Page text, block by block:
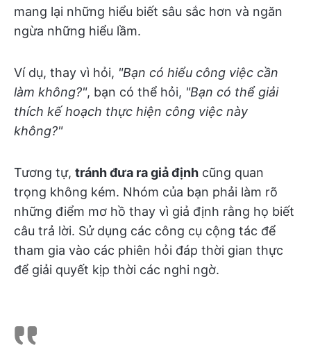
mang lại những hiểu biết sâu sắc hơn và ngăn
ngừa những hiểu lầm.
Ví dụ, thay vì hỏi, "Bạn có hiểu công việc cần
làm không?", bạn có thể hỏi, "Bạn có thể giải
thích kế hoạch thực hiện công việc này
không?"
Tương tự, tránh đưa ra giả định cũng quan
trọng không kém. Nhóm của bạn phải làm rõ
những điểm mơ hồ thay vì giả định rằng họ biết
câu trả lời. Sử dụng các công cụ cộng tác để
tham gia vào các phiên hỏi đáp thời gian thực
để giải quyết kịp thời các nghi ngờ.